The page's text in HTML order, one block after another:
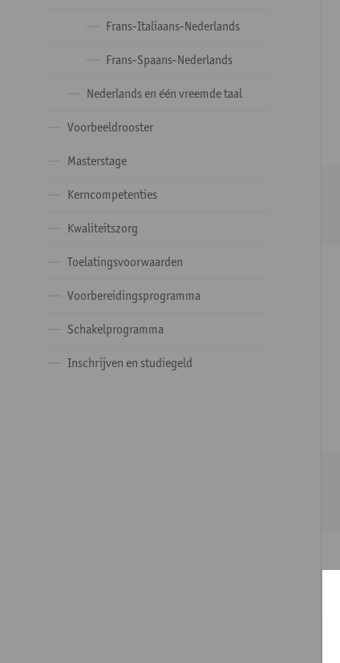
Frans-Italiaans-Nederlands
Frans-Spaans-Nederlands
Nederlands en één vreemde taal
Voorbeeldrooster
Masterstage
Kerncompetenties
Kwaliteitszorg
Toelatingsvoorwaarden
Voorbereidingsprogramma
Schakelprogramma
Inschrijven en studiegeld